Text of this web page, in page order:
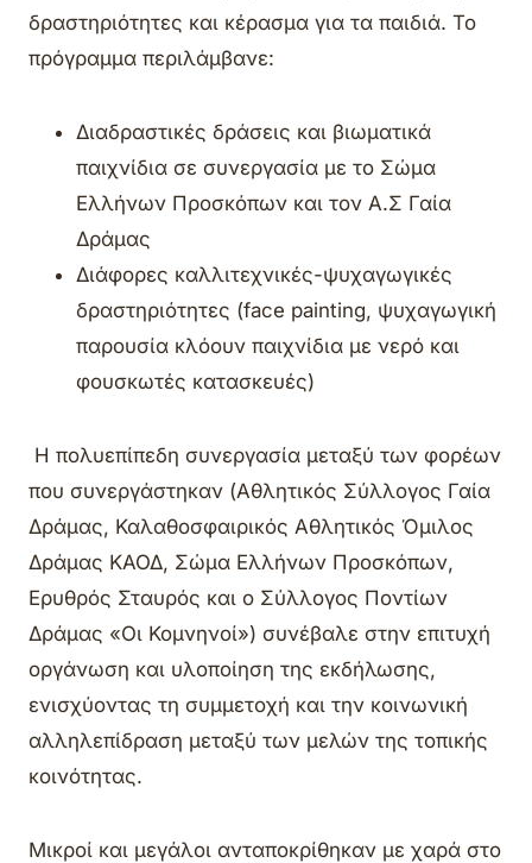
δραστηριότητες και κέρασμα για τα παιδιά. Το
πρόγραμμα περιλάμβανε:
Διαδραστικές δράσεις και βιωματικά
παιχνίδια σε συνεργασία με το Σώμα
Ελλήνων Προσκόπων και τον Α.Σ Γαία
Δράμας
Διάφορες καλλιτεχνικές-ψυχαγωγικές
δραστηριότητες (face painting, ψυχαγωγική
παρουσία κλόουν παιχνίδια με νερό και
φουσκωτές κατασκευές)
Η πολυεπίπεδη συνεργασία μεταξύ των φορέων
που συνεργάστηκαν (Αθλητικός Σύλλογος Γαία
Δράμας, Καλαθοσφαιρικός Αθλητικός Όμιλος
Δράμας ΚΑΟΔ, Σώμα Ελλήνων Προσκόπων,
Ερυθρός Σταυρός και ο Σύλλογος Ποντίων
Δράμας «Οι Κομνηνοί») συνέβαλε στην επιτυχή
οργάνωση και υλοποίηση της εκδήλωσης,
ενισχύοντας τη συμμετοχή και την κοινωνική
αλληλεπίδραση μεταξύ των μελών της τοπικής
κοινότητας.
Μικροί και μεγάλοι ανταποκρίθηκαν με χαρά στο